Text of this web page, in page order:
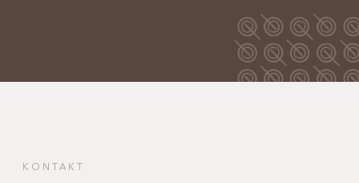
KONTAKT